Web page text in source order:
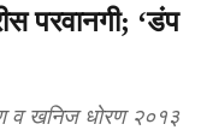
परवानगी; ‘डंप
व खनिज धोरण २०१३